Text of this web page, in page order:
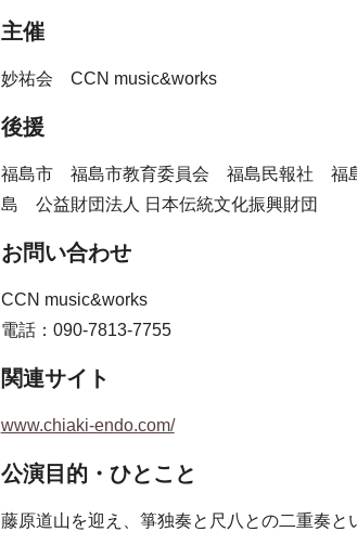
主催
妙祐会 CCN music&works
後援
福島市 福島市教育委員会 福島民報社 福
島 公益財団法人 日本伝統文化振興財団
お問い合わせ
CCN music&works
電話：090-7813-7755
関連サイト
www.chiaki-endo.com/
公演目的・ひとこと
藤原道山を迎え、箏独奏と尺八との二重奏と